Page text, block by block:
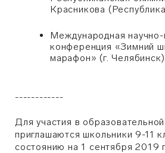
Красникова
Международная научно-
конференция «Зимний
марафон» (г. Челябинск).
------------
Для участия в
приглашаются школьники 9-11
состоянию на 1 сентября 2019